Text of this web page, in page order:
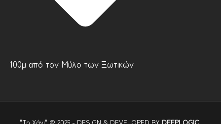
100μ από τον Μύλο των Ξωτικών